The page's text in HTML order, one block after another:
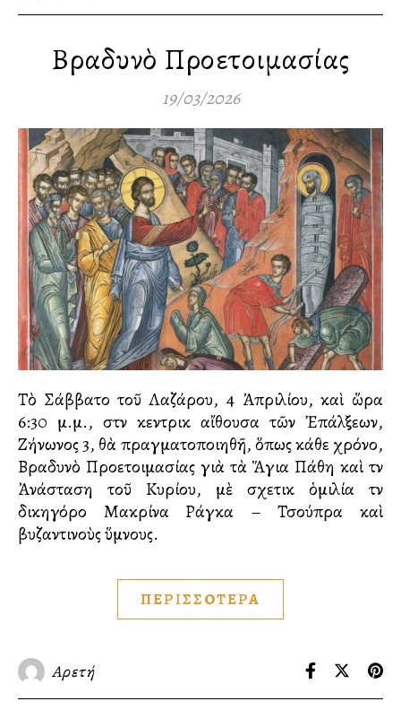
Βραδυνὸ Προετοιμασίας
19/03/2026
Τὸ Σάββατο τοῦ Λαζάρου, 4 Ἀπριλίου, καὶ ὥρα
6:30 μ.μ., στὴν κεντρικὴ αἴθουσα τῶν Ἐπάλξεων,
Ζήνωνος 3, θὰ πραγματοποιηθῆ, ὅπως κάθε χρόνο,
Βραδυνὸ Προετοιμασίας γιὰ τὰ Ἅγια Πάθη καὶ τὴν
Ἀνάσταση τοῦ Κυρίου, μὲ σχετικὴ ὁμιλία τὴν
δικηγόρο Μακρίνα Ράγκα – Τσούπρα καὶ
βυζαντινοὺς ὕμνους.
ΠΕΡΙΣΣΟΤΕΡΑ
Αρετή